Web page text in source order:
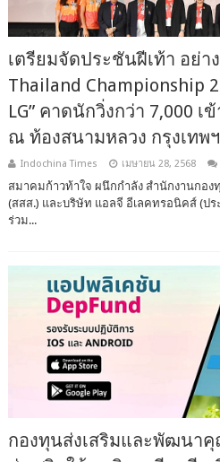
เตรียมจัดประชันฝีเท้า อย่า
Thailand Championship
LG” คาดนักวิ่งกว่า 7,000
ณ ท้องสนามหลวง กรุงเทพฯ
Indochina Times เมษายน 28, 2568
สมาคมก้าวท้าใจ ผนึกกำลัง สำนักงานกอ
(สสส.) และบริษัท แอลจี อีเลคทรอนิคส์ (ป
ร่วม...
กองทุนส่งเสริมและพัฒนา